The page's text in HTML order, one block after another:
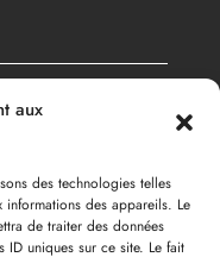
aux
des technologies telles
des appareils. Le
de traiter des données
uniques sur ce site. Le fait